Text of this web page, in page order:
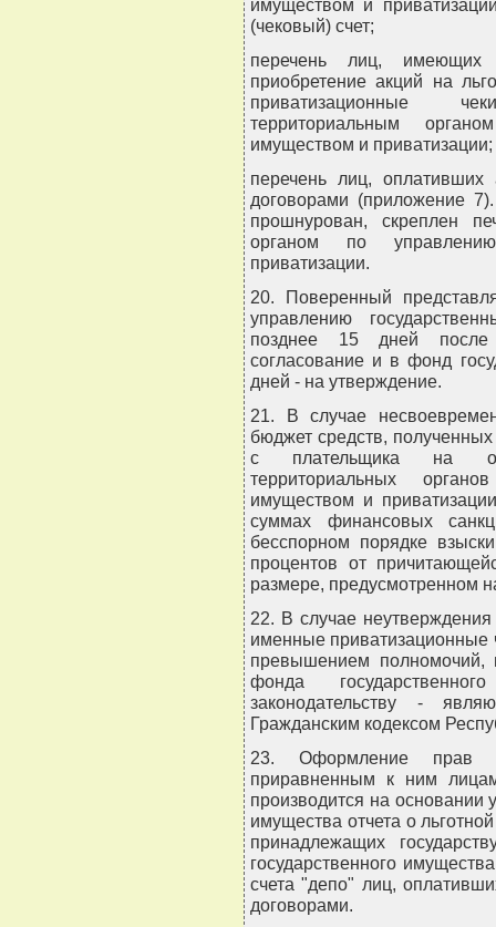
имуществом и
(чековый) счет;
перечень лиц,
приобретение акций на
приватизационные
территориальным
имуществом и приватизации;
перечень лиц, оплативших
договорами (приложение
прошнурован, скреплен
органом по
приватизации.
20. Поверенный
управлению
позднее 15 дней после
согласование и в фонд
дней - на утверждение.
21. В случае
бюджет средств,
с плательщика на
территориальных
имуществом и
суммах финансовых
бесспорном порядке
процентов от
размере, предусмотренном
22. В случае
именные приватизационные
превышением полномочий,
фонда
законодательству -
Гражданским кодексом
23. Оформление прав
приравненным к ним
производится на основании
имущества отчета о
принадлежащих
государственного
счета "депо" лиц,
договорами.